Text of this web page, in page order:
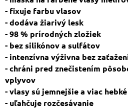
- fixuje farbu vlasov
- dodáva žiarivý lesk
- 98 % prírodných zložiek
- bez silikónov a sulfátov
- intenzívna výživna bez
- chráni pred znečistením
vplyvov
- vlasy sú jemnejšie a viac hebké
- uľahčuje rozčesávanie